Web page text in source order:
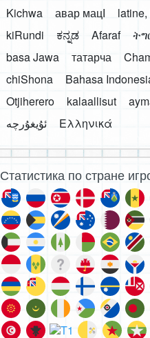
Kichwa
авар мацӀ
kiRundi
ಕನ್ನಡ Afaraf
basa Jawa
татарча
chiShona
Bahasa
Otjiherero
kalaallisut
Ελληνικά
Статистика по стране